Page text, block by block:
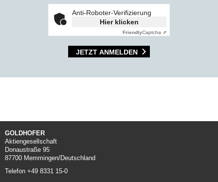
Anti-Roboter-Verifizierung
Hier klicken
FriendlyCaptcha ⇗
JETZT ANMELDEN
GOLDHOFER
Aktiengesellschaft
Donaustraße 95
87700 Memmingen/Deutschland
Telefon +49 8331 15-0